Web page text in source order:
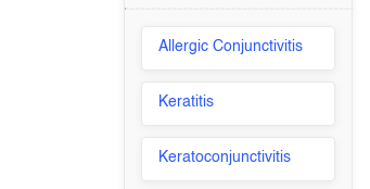
Allergic Conjunctivitis
Keratitis
Keratoconjunctivitis